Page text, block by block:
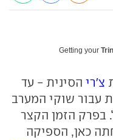
Getting your
צ'רי הסינית - עד
עבור שוקי המערב
בפרק הזמן הקצר
כאן, הספיקה